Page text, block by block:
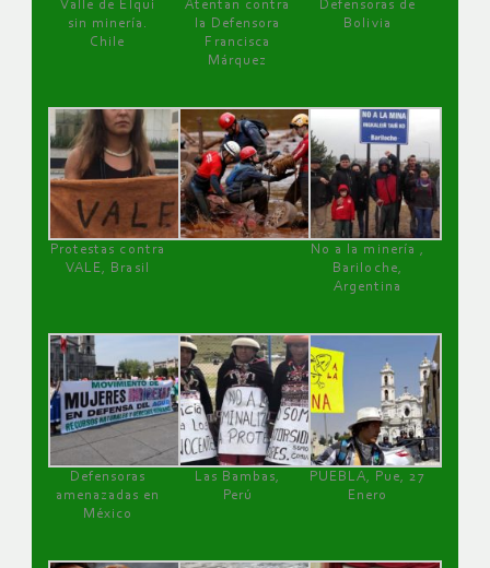
Valle de Elqui
sin minería.
Chile
Atentan contra
la Defensora
Francisca
Márquez
Defensoras de
Bolivia
Protestas contra
VALE, Brasil
No a la minería ,
Bariloche,
Argentina
Defensoras
amenazadas en
México
Las Bambas,
Perú
PUEBLA, Pue, 27
Enero